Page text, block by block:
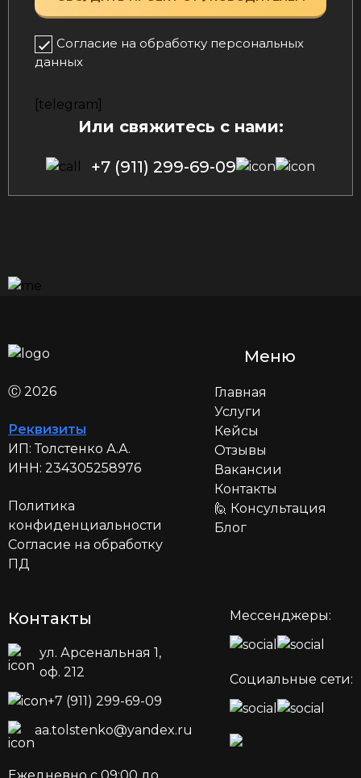
Согласие на обработку персональных
данных
[telegram]
Или свяжитесь с нами:
+7 (911) 299-69-09
Ⓒ 2026
Реквизиты
ИП:Толстенко А.А.
ИНН: 234305258976
Политика
конфиденциальности
Согласие на обработку
ПД
Меню
Главная
Услуги
Кейсы
Отзывы
Вакансии
Контакты
🙋 Консультация
Блог
Контакты
ул. Арсенальная 1,
оф. 212
+7 (911) 299-69-09
aa.tolstenko@yandex.ru
Мессенджеры:
Социальные сети: